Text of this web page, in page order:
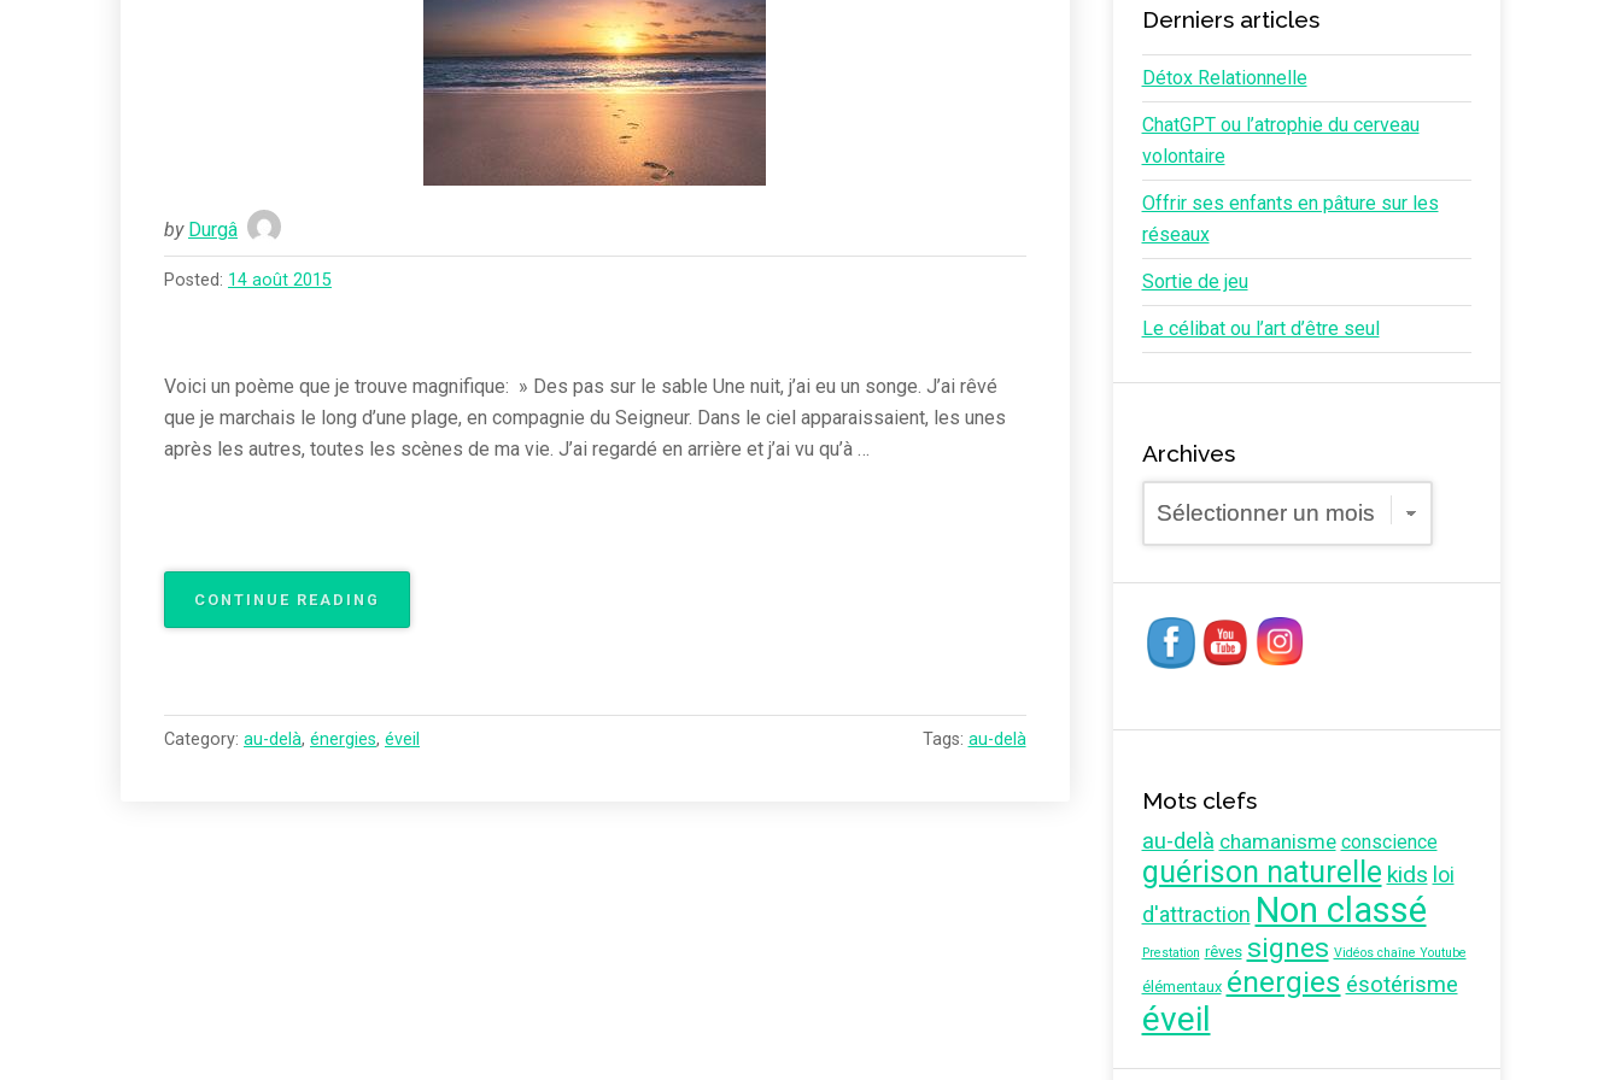
by Durgâ
Posted: 14 août 2015
Voici un poème que je trouve magnifique: » Des pas sur le sable Une nuit, j’ai eu un songe. J’ai rêvé
que je marchais le long d’une plage, en compagnie du Seigneur. Dans le ciel apparaissaient, les unes
après les autres, toutes les scènes de ma vie. J’ai regardé en arrière et j’ai vu qu’à …
CONTINUE READING
PAS
Category: au-delà, énergies, éveil Tags: au-delà
Derniers articles
Détox Relationnelle
ChatGPT ou l’atrophie du cerveau
volontaire
Offrir ses enfants en pâture sur les
réseaux
Sortie de jeu
Le célibat ou l’art d’être seul
Archives
Mots clefs
au-delà chamanisme conscience
guérison naturelle kids loi
d'attraction Non classé
Prestation rêves signes Vidéos chaîne Youtube
élémentaux énergies ésotérisme
éveil